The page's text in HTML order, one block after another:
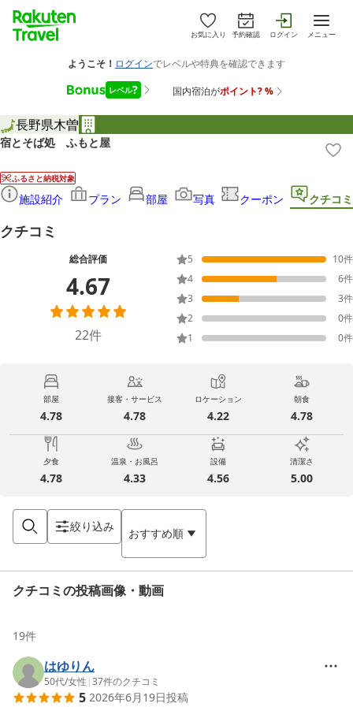
お気に入り 予約確認 ログイン メニュー
長野県木曽
宿とそば処 ふもと屋
ふるさと納税対象
施設紹介 プラン 部屋 写真 クーポン クチコミ
クチコミ
総合評価
4.67
22件
5 10件
4
6件
3
3件
2
0件
1
0件
部屋
4.78
接客・サービス
4.78
ロケーション
4.22
朝食
4.78
夕食
4.78
温泉・お風呂
4.33
設備
4.56
清潔さ
5.00
絞り込み おすすめ順
クチコミの投稿画像・動画
19件
はゆりん
50代/女性 |37件のクチコミ
5 2026年6月19日投稿